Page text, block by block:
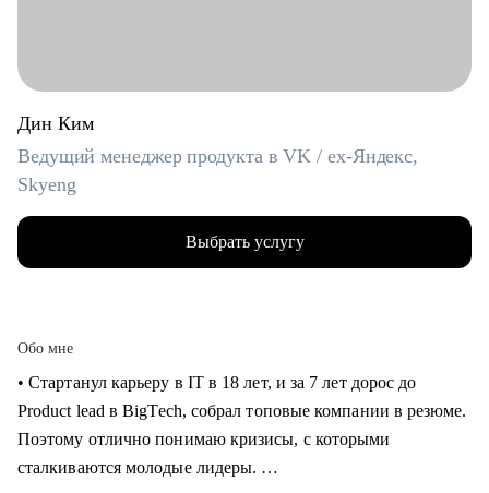
Дин Ким
Ведущий менеджер продукта в VK / ex-Яндекс,
Skyeng
Выбрать услугу
Обо мне
• Стартанул карьеру в IT в 18 лет, и за 7 лет дорос до
Product lead в BigTech, собрал топовые компании в резюме.
Поэтому отлично понимаю кризисы, с которыми
сталкиваются молодые лидеры.